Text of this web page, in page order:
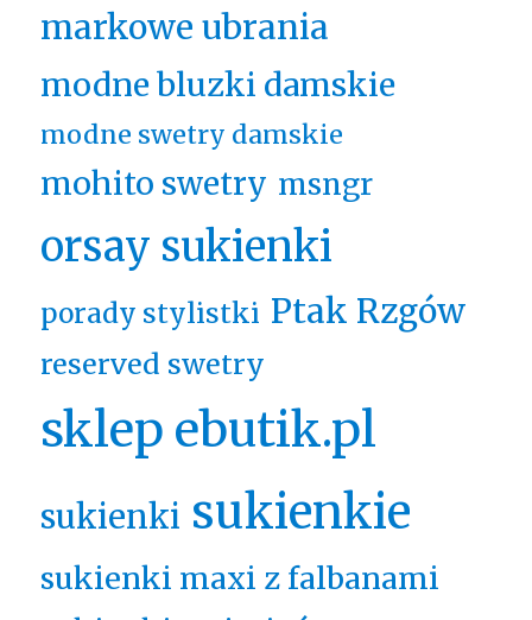
markowe ubrania
modne bluzki damskie
modne swetry damskie
mohito swetry msngr
orsay sukienki
porady stylistki Ptak Rzgów
reserved swetry
sklep ebutik.pl
sukienki sukienkie
sukienki maxi z falbanami